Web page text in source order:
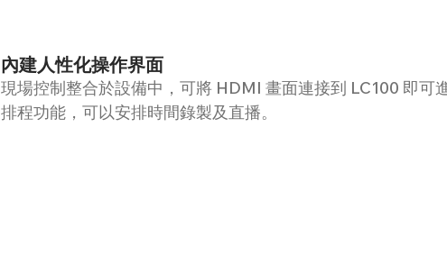
內建人性化操作界面
現場控制整合於設備中，可將 HDMI 畫面連接到 LC100 即可
排程功能，可以安排時間錄製及直播。